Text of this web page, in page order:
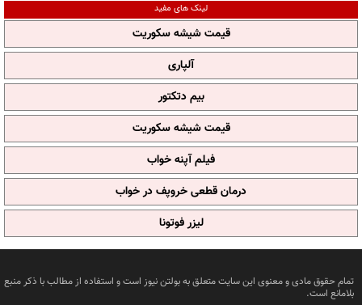
لینک های مفید
قیمت شیشه سکوریت
آلپاری
بیم دتکتور
قیمت شیشه سکوریت
فیلم آپنه خواب
درمان قطعی خروپف در خواب
لیزر فوتونا
تمام حقوق مادی و معنوی این سایت متعلق به بولتن نیوز است و استفاده از مطالب با ذکر منبع
بلامانع است.